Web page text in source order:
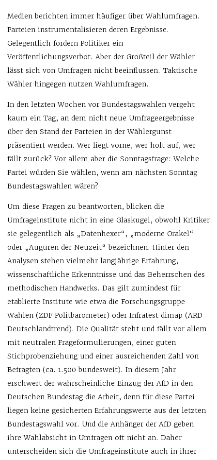
Medien berichten immer häufiger über Wahlumfragen.
Parteien instrumentalisieren deren Ergebnisse.
Gelegentlich fordern Politiker ein
Veröffentlichungsverbot. Aber der Großteil der Wähler
lässt sich von Umfragen nicht beeinflussen. Taktische
Wähler hingegen nutzen Wahlumfragen.
In den letzten Wochen vor Bundestagswahlen vergeht
kaum ein Tag, an dem nicht neue Umfrageergebnisse
über den Stand der Parteien in der Wählergunst
präsentiert werden. Wer liegt vorne, wer holt auf, wer
fällt zurück? Vor allem aber die Sonntagsfrage: Welche
Partei würden Sie wählen, wenn am nächsten Sonntag
Bundestagswahlen wären?
Um diese Fragen zu beantworten, blicken die
Umfrageinstitute nicht in eine Glaskugel, obwohl Kritiker
sie gelegentlich als „Datenhexer“, „moderne Orakel“
oder „Auguren der Neuzeit“ bezeichnen. Hinter den
Analysen stehen vielmehr langjährige Erfahrung,
wissenschaftliche Erkenntnisse und das Beherrschen des
methodischen Handwerks. Das gilt zumindest für
etablierte Institute wie etwa die Forschungsgruppe
Wahlen (ZDF Politbarometer) oder Infratest dimap (ARD
Deutschlandtrend). Die Qualität steht und fällt vor allem
mit neutralen Frageformulierungen, einer guten
Stichprobenziehung und einer ausreichenden Zahl von
Befragten (ca. 1.500 bundesweit). In diesem Jahr
erschwert der wahrscheinliche Einzug der AfD in den
Deutschen Bundestag die Arbeit, denn für diese Partei
liegen keine gesicherten Erfahrungswerte aus der letzten
Bundestagswahl vor. Und die Anhänger der AfD geben
ihre Wahlabsicht in Umfragen oft nicht an. Daher
unterscheiden sich die Umfrageinstitute auch in ihrer